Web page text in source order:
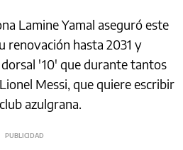
Lamine Yamal aseguró este
renovación hasta 2031 y
'10' que durante tantos
Messi, que quiere escribir
azulgrana.